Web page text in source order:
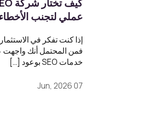
عملي لتجنب
إذا كنت تفكر في
فمن المحتمل أنك
خدمات SEO بوعود […]
07 Jun, 2026